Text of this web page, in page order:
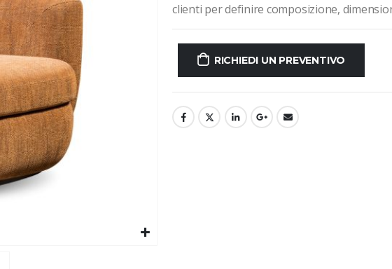
clienti per definire composizione,
RICHIEDI UN PREVENTIVO